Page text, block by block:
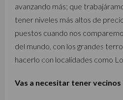
avanzando más; que
tener niveles más altos de
puestos cuando nos
del mundo, con los grandes
hacerlo con localidades como
Vas a necesitar tener vecinos